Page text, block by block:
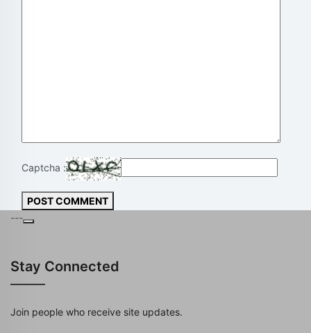
Captcha :
POST COMMENT
---
Stay Connected
Join people who receive site updates.